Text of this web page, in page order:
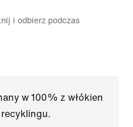
i odbierz podczas
w 100% z włókien